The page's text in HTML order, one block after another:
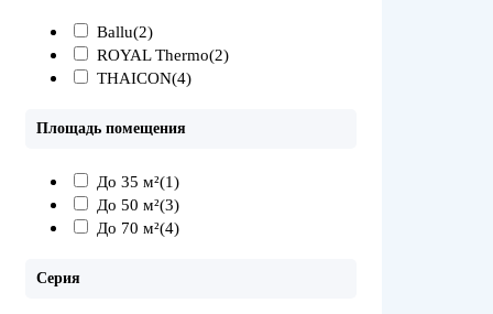
Ballu(2)
ROYAL Thermo(2)
THAICON(4)
Площадь помещения
До 35 м²(1)
До 50 м²(3)
До 70 м²(4)
Серия